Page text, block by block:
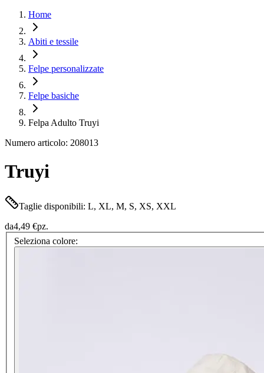
Home
Abiti e tessile
Felpe personalizzate
Felpe basiche
Felpa Adulto Truyi
Numero articolo: 208013
Truyi
Taglie disponibili: L, XL, M, S, XS, XXL
da4,49 €pz.
Seleziona colore: